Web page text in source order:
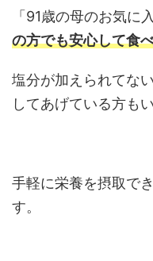
「91歳の母のお気に
の方でも安心して食
塩分が加えられてな
してあげている方も
手軽に栄養を摂取で
す。